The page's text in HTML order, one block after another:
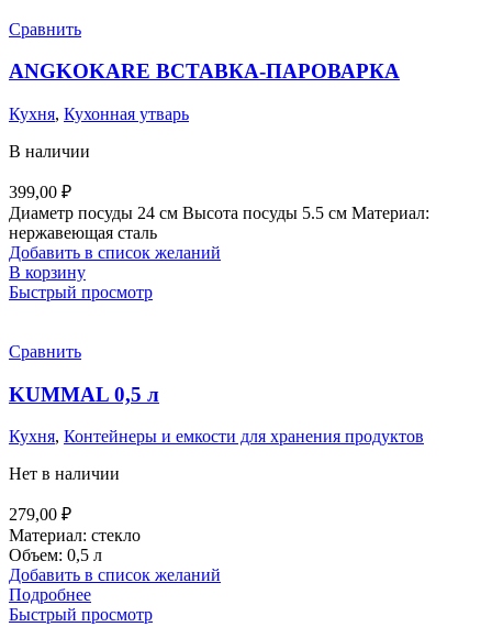
Сравнить
ANGKOKARE ВСТАВКА-ПАРОВАРКА
Кухня, Кухонная утварь
В наличии
399,00 ₽
Диаметр посуды 24 см Высота посуды 5.5 см Материал:
нержавеющая сталь
Добавить в список желаний
В корзину
Быстрый просмотр
Сравнить
KUMMAL 0,5 л
Кухня, Контейнеры и емкости для хранения продуктов
Нет в наличии
279,00 ₽
Материал: стекло
Объем: 0,5 л
Добавить в список желаний
Подробнее
Быстрый просмотр